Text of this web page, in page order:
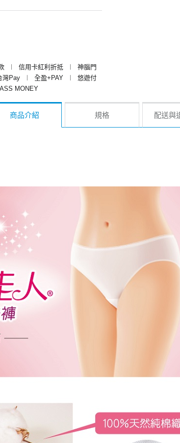
︱ 信用卡紅利折抵 ︱
神腦門
灣Pay ︱ 全盈+PAY ︱
悠遊付
MONEY
商品介紹 規格 配送與